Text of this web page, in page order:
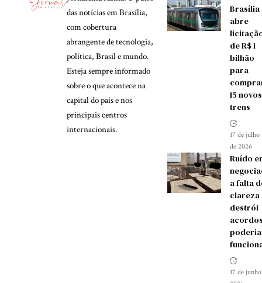
das notícias em Brasília,
com cobertura
abrangente de tecnologia,
política, Brasil e mundo.
Esteja sempre informado
sobre o que acontece na
capital do país e nos
principais centros
internacionais.
Brasília
abre
de R$ 1
bilhão
para
15 novos
trens
17 de julho
de 2026
Ruído
a falta
clareza
destrói
17 de